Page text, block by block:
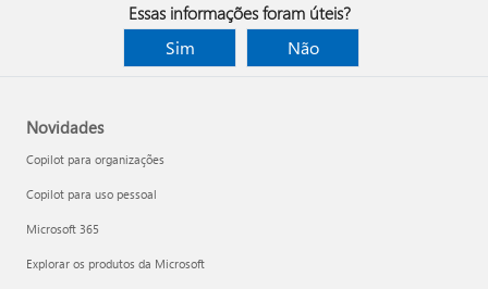
Essas informações foram úteis?
Sim
Não
Novidades
Copilot para organizações
Copilot para uso pessoal
Microsoft 365
Explorar os produtos da Microsoft